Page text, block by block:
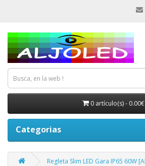
0 artículo(s) - 0.00€
Categorias
Regleta Slim LED Gara IP65 60W